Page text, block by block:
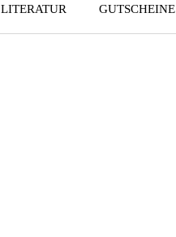
LITERATUR GUTSCHEINE